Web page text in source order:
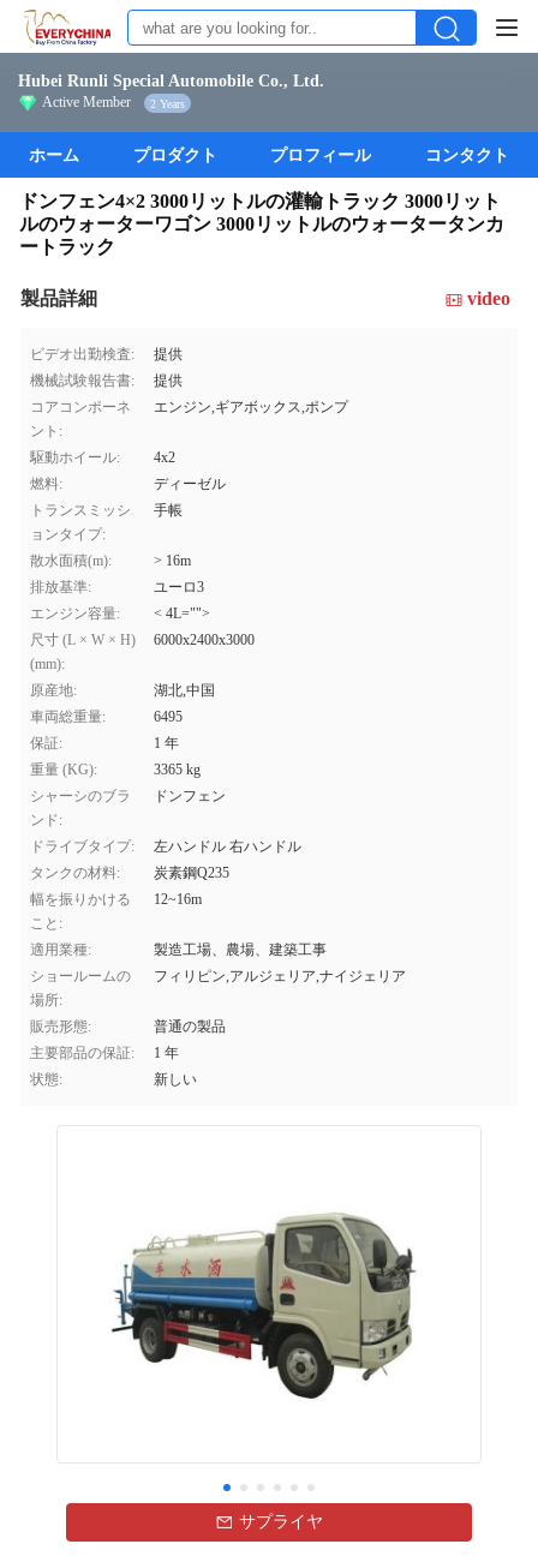
Hubei Runli Special Automobile Co., Ltd.
Active Member 2 Years
ホーム プロダクト プロフィール コンタクト
ドンフェン4×2 3000リットルの灌輸トラック 3000リット
ルのウォーターワゴン 3000リットルのウォータータンカ
ートラック
製品詳細 video
ビデオ出勤検査:
提供
機械試験報告書:
提供
コアコンポーネ
ント:
エンジン,ギアボックス,ポンプ
駆動ホイール:
4x2
燃料:
ディーゼル
トランスミッシ
ョンタイプ:
手帳
散水面積(m):
> 16m
排放基準:
ユーロ3
エンジン容量:
< 4L="">
尺寸 (L × W × H)
(mm):
6000x2400x3000
原産地:
湖北,中国
車両総重量:
6495
保証:
1 年
重量 (KG):
3365 kg
シャーシのブラ
ンド:
ドンフェン
ドライブタイプ:
左ハンドル 右ハンドル
タンクの材料:
炭素鋼Q235
幅を振りかける
こと:
12~16m
適用業種:
製造工場、農場、建築工事
ショールームの
場所:
フィリピン,アルジェリア,ナイジェリア
販売形態:
普通の製品
主要部品の保証:
1 年
状態:
新しい
サプライヤ